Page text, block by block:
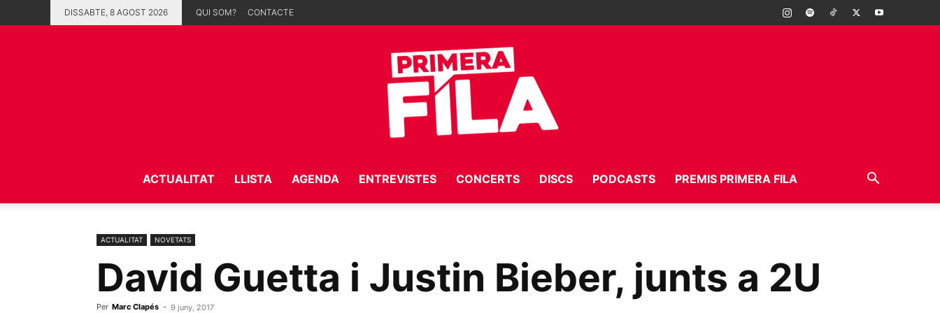
DISSABTE, 8 AGOST 2026 QUI SOM? CONTACTE
Fila
ACTUALITAT LLISTA AGENDA ENTREVISTES CONCERTS DISCS PODCASTS PREMIS PRIMERA FILA
ACTUALITAT NOVETATS
David Guetta i Justin Bieber, junts a 2U
Per Marc Clapés - 9 juny, 2017